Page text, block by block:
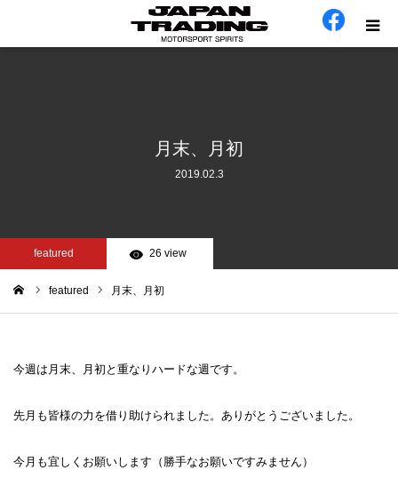
月末、月初
2019.02.3
featured 26 view
featured 月末、月初
今週は月末、月初と重なりハードな週です。
先月も皆様の力を借り助けられました。ありがとうございました。
今月も宜しくお願いします（勝手なお願いですみません）